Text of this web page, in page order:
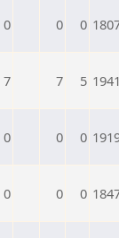
0 0 0
7 7 5
0 0 0
0 0 0